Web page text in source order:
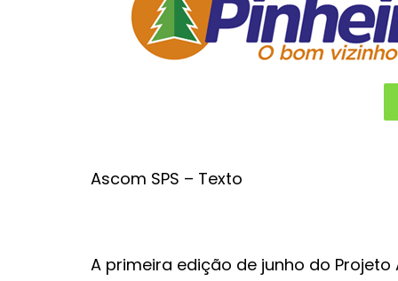
Ascom SPS – Texto
A primeira edição de junho do